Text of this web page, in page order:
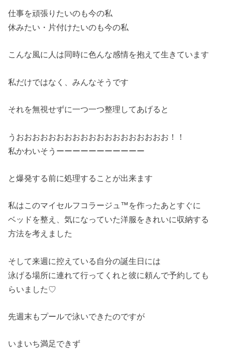
仕事を頑張りたいのも今の私
休みたい・片付けたいのも今の私
こんな風に人は同時に色んな感情を抱えて生きています
私だけではなく、みんなそうです
それを無視せずに一つ一つ整理してあげると
うおおおおおおおおおおおおおおおおおおお！！
私かわいそうーーーーーーーーーーー
と爆発する前に処理することが出来ます
私はこのマイセルフコラージュ™を作ったあとすぐに
ベッドを整え、気になっていた洋服をきれいに収納する
方法を考えました
そして来週に控えている自分の誕生日には
泳げる場所に連れて行ってくれと彼に頼んで予約しても
らいました♡
先週末もプールで泳いできたのですが
いまいち満足できず